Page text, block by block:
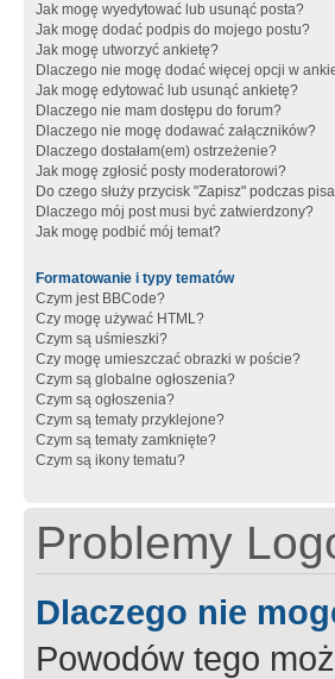
Jak mogę wyedytować lub usunąć posta?
Jak mogę dodać podpis do mojego postu?
Jak mogę utworzyć ankietę?
Dlaczego nie mogę dodać więcej opcji w
Jak mogę edytować lub usunąć ankietę?
Dlaczego nie mam dostępu do forum?
Dlaczego nie mogę dodawać załączników?
Dlaczego dostałam(em) ostrzeżenie?
Jak mogę zgłosić posty moderatorowi?
Do czego służy przycisk "Zapisz" podczas
Dlaczego mój post musi być zatwierdzony?
Jak mogę podbić mój temat?
Formatowanie i typy tematów
Czym jest BBCode?
Czy mogę używać HTML?
Czym są uśmieszki?
Czy mogę umieszczać obrazki w poście?
Czym są globalne ogłoszenia?
Czym są ogłoszenia?
Czym są tematy przyklejone?
Czym są tematy zamknięte?
Czym są ikony tematu?
Problemy
Dlaczego nie
Powodów tego